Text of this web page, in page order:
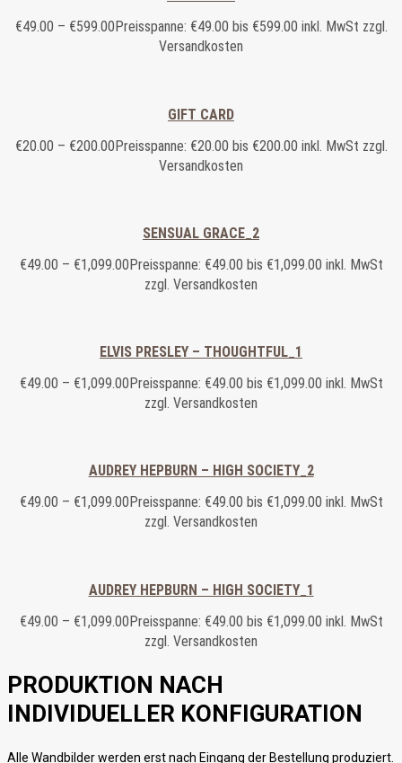
€49.00 – €599.00 Preisspanne: €49.00 bis €599.00 inkl. MwSt zzgl.
Versandkosten
GIFT CARD
€20.00 – €200.00Preisspanne: €20.00 bis €200.00 inkl. MwSt zzgl.
Versandkosten
SENSUAL GRACE_2
€49.00 – €1,099.00Preisspanne: €49.00 bis €1,099.00 inkl. MwSt
zzgl. Versandkosten
ELVIS PRESLEY – THOUGHTFUL_1
€49.00 – €1,099.00Preisspanne: €49.00 bis €1,099.00 inkl. MwSt
zzgl. Versandkosten
AUDREY HEPBURN – HIGH SOCIETY_2
€49.00 – €1,099.00 Preisspanne: €49.00 bis €1,099.00 inkl. MwSt
zzgl. Versandkosten
AUDREY HEPBURN – HIGH SOCIETY_1
€49.00 – €1,099.00Preisspanne: €49.00 bis €1,099.00 inkl. MwSt
zzgl. Versandkosten
PRODUKTION NACH
INDIVIDUELLER KONFIGURATION
Alle Wandbilder werden erst nach Eingang der Bestellung produziert.